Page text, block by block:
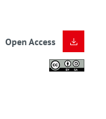
Open Access